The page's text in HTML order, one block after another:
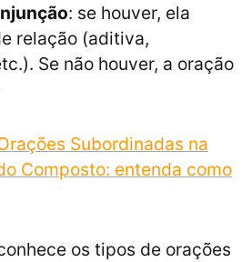
: se houver, ela
relação (aditiva,
Se não houver, a oração
Subordinadas na
Composto: entenda como
os tipos de orações